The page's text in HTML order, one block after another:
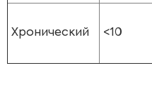
Хронический <10